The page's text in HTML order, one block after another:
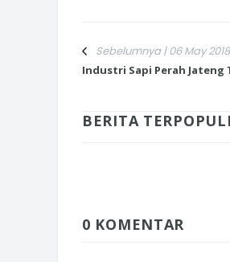
Sebelumnya | 06 May 2018
Industri Sapi Perah Jateng
BERITA
0 KOMENTAR